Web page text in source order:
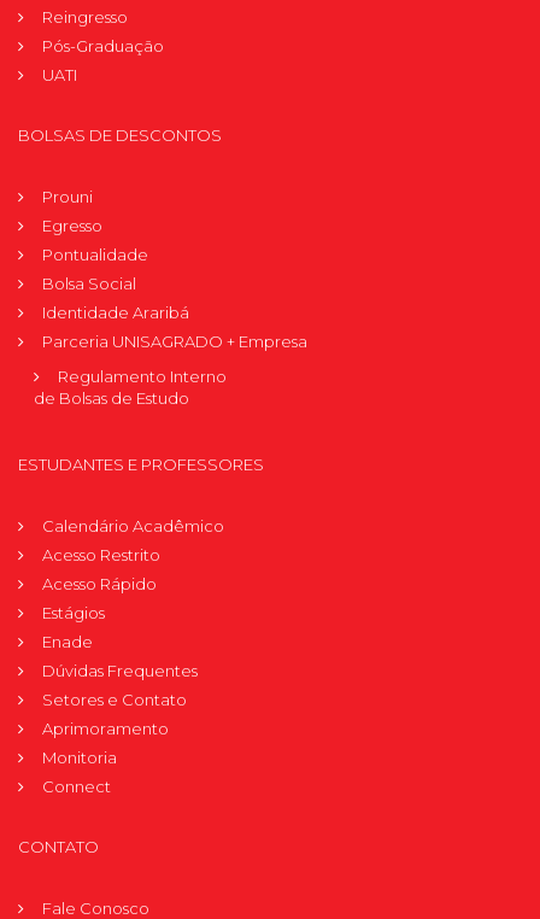
Reingresso
Pós-Graduação
UATI
BOLSAS DE DESCONTOS
Prouni
Egresso
Pontualidade
Bolsa Social
Identidade Araribá
Parceria UNISAGRADO + Empresa
Regulamento Interno
de Bolsas de Estudo
ESTUDANTES E PROFESSORES
Calendário Acadêmico
Acesso Restrito
Acesso Rápido
Estágios
Enade
Dúvidas Frequentes
Setores e Contato
Aprimoramento
Monitoria
Connect
CONTATO
Fale Conosco